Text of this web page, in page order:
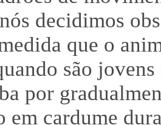
decidimos
que o
são
por
em cardume